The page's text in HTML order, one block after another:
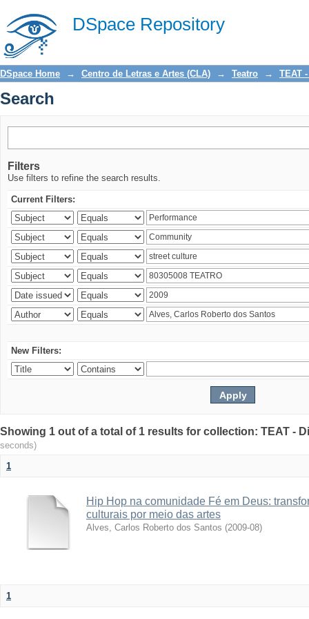
DSpace Repository
Search
DSpace Home → Centro de Letras e Artes (CLA) → Teatro → TEAT
Search
Filters
Use filters to refine the search results.
Current Filters:
New Filters:
Showing 1 out of a total of 1 results for collection: TEAT -
seconds)
1
Hip Hop na comunidade Fé em Deus:
culturais por meio das artes
Alves, Carlos Roberto dos Santos (2009-08)
1